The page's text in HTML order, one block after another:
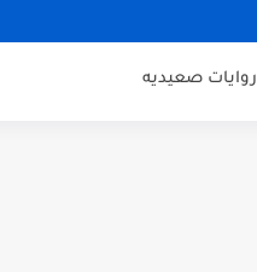
روايات صعيديه